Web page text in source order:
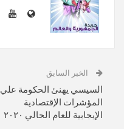
الخبر السابق
السيسي يهنئ الحكومة علي
المؤشرات الإقتصادية
الإيجابية للعام الحالي ٢٠٢٠